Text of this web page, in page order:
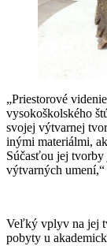
„Priestorové
vysokoškolského
svojej výtvarnej
inými materiálmi,
Súčasťou jej tvorby
výtvarných
Veľký vplyv na jej
pobyty u